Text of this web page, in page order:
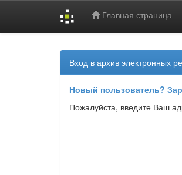
Главная страница
Вход в архив электронных
Новый пользователь?
Пожалуйста, введите Ваш